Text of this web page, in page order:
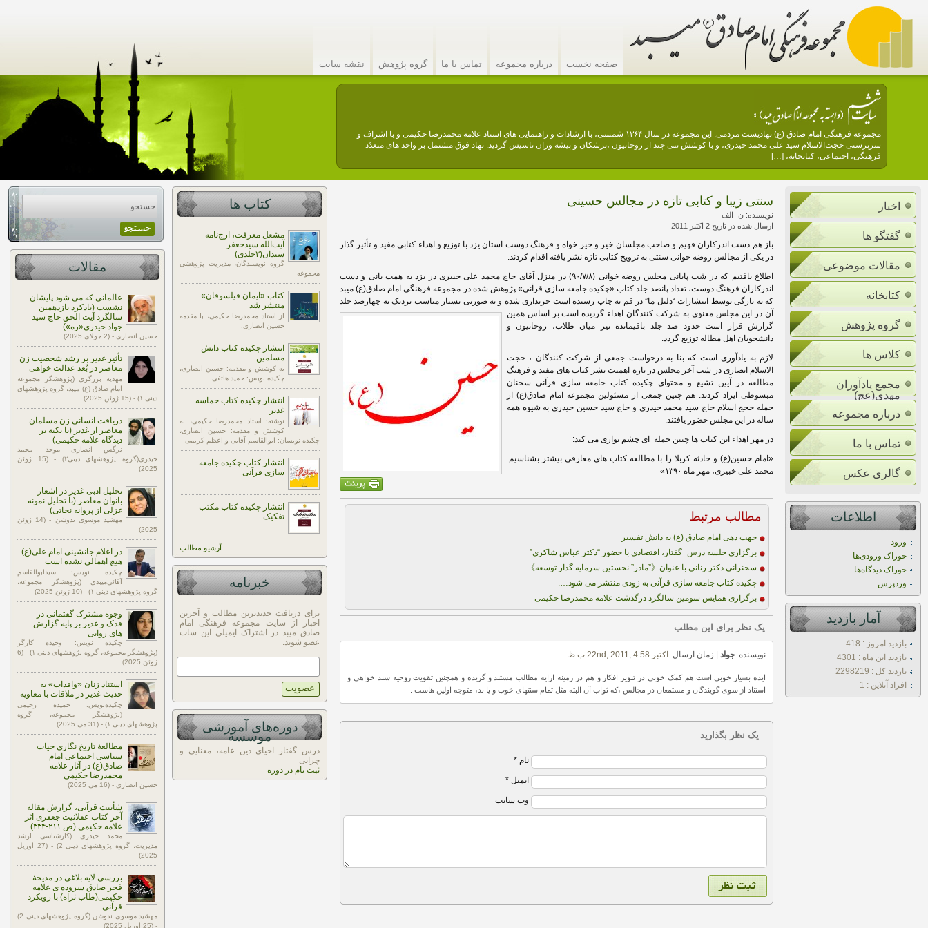
صفحه نخست درباره مجموعه تماس با ما گروه پژوهش نقشه سایت
مجموعه فرهنگی امام صادق (ع) نهادیست مردمی. این مجموعه در سال ۱۳۶۴ شمسی، با ارشادات و راهنمایی های استاد علامه محمدرضا حکیمی و با اشراف و
سرپرستی حجت‌الاسلام سید علی محمد حیدری، و با کوشش تنی چند از روحانیون ،پزشکان و پیشه وران تاسیس گردید. نهاد فوق مشتمل بر واحد های متعدّد
فرهنگی، اجتماعی، کتابخانه، […]
اخبار
گفتگو ها
مقالات موضوعی
کتابخانه
گروه پژوهش
کلاس ها
مجمع یادآوران
مهدی(عج)
درباره مجموعه
تماس با ما
گالری عکس
اطلاعات
ورود
خوراک ورودی‌ها
خوراک دیدگاه‌ها
وردپرس
آمار بازديد
بازديد امروز : 418
بازديد اين ماه : 4301
بازديد کل : 2298219
افراد آنلاين : 1
سنتی زیبا و کتابی تازه در مجالس حسینی
نویسنده: ن- الف
ارسال شده در تاریخ 2 اکتبر 2011
باز هم دست اندرکاران فهیم و صاحب مجلسان خیر و خیر خواه و فرهنگ دوست استان یزد با توزیع و اهداء کتابی مفید و تأثیر گذار
در یکی از مجالس روضه خوانی سنتی به ترویج کتابی تازه نشر یافته اقدام کردند.
اطلاع یافتیم که در شب پایانی مجلس روضه خوانی (۹۰/۷/۸) در منزل آقای حاج محمد علی خبیری در یزد به همت بانی و دست
اندرکاران فرهنگ دوست، تعداد پانصد جلد کتاب «چکیده جامعه سازی قرآنی» پژوهش شده در مجموعه فرهنگی امام صادق(ع) میبد
که به تازگی توسط انتشارات “دلیل ما” در قم به چاپ رسیده است خریداری شده و به صورتی بسیار مناسب نزدیک به چهارصد جلد
آن در
این مجلس معنوی به شرکت کنندگان اهداء گردیده است.بر اساس همین
گزارش قرار است حدود صد جلد باقیمانده نیز میان طلاب، روحانیون و
دانشجویان اهل مطاله توزیع گردد.
لازم به یادآوری است که بنا به درخواست جمعی از شرکت کنندگان ، حجت
الاسلام انصاری در شب آخر مجلس در باره اهمیت نشر کتاب های مفید و فرهنگ
مطالعه در آیین تشیع و محتوای چکیده کتاب جامعه سازی قرآنی سخنان
مبسوطی ایراد کردند. هم چنین جمعی از مسئولین مجموعه امام صادق(ع) از
جمله حجج اسلام حاج سید محمد حیدری و حاج سید حسین حیدری به شیوه همه
ساله در این مجلس حضور یافتند.
در مهر اهداء این کتاب ها چنین جمله ای چشم نوازی می کند:
«امام حسین(ع) و حادثه کربلا را با مطالعه کتاب های معارفی بیشتر بشناسیم.
محمد علی خبیری، مهر ماه ۱۳۹۰»
مطالب مرتبط
جهت دهی امام صادق (ع) به دانش تفسیر
برگزاری جلسه درس_گفتار، اقتصادی با حضور “دکتر عباس شاکری”
سخنرانی دکتر رنانی با عنوان《”مادر” نخستین سرمایه گذار توسعه》
چکیده کتاب جامعه سازی قرآنی به زودی منتشر می شود….
برگزاری همایش سومین سالگرد درگذشت علامه محمدرضا حکیمی
یک نظر برای این مطلب
نویسنده: جواد | زمان ارسال: اکتبر 22nd, 2011, 4:58 ب.ظ
ایده بسیار خوبی است.هم کمک خوبی در تنویر افکار و هم در زمینه ارایه مطالب مستند و گزیده و همچنین تقویت روحیه سند خواهی و
استناد از سوی گویندگان و مستمعان در مجالس ،که ثواب آن البته مثل تمام سنتهای خوب و یا بد، متوجه اولین هاست .
یک نظر بگذارید
نام *
ایمیل *
وب سایت
مقالات
عالمانی که می شود پایشان
نشست (یادکرد یازدهمین
سالگرد آیت الحق حاج سید
جواد حیدری«ره»)
حسین انصاری - (2 جولای 2025)
تأثیر غدیر بر رشد شخصیت زن
معاصر در بُعد عدالت خواهی
مهدیه برزگری (پژوهشگر مجموعه
امام صادق (ع) میبد، گروه پژوهشهای
دینی ۱) - (15 ژوئن 2025)
دریافت انسانی زن مسلمان
معاصر از غدیر (با تکیه بر
دیدگاه علامه حکیمی)
نرگس انصاری موحد- محمد
حیدری(گروه پژوهشهای دینی۲) - (15 ژوئن
2025)
تحلیل ادبی غدیر در اشعار
بانوان معاصر (با تحلیل نمونه
غزلی از پروانه نجاتی)
مهشید موسوی ندوشن - (14 ژوئن
2025)
در اعلام جانشینی امام علی(ع)
هیچ اهمالی نشده است
چکیده نویس: سیدابوالقاسم
آقائی‌میبدی (پژوهشگر مجموعه،
گروه پژوهشهای دینی ۱) - (10 ژوئن 2025)
وجوه مشترک گفتمانی در
فدک و غدیر بر پایه گزارش
های روایی
چکیده نویس: وحیده کارگر
(پژوهشگر مجموعه، گروه پژوهشهای دینی ۱) - (6
ژوئن 2025)
استناد زنان «وافدات» به
حدیث غدیر در ملاقات با معاویه
چکیده‌نویس: حمیده رحیمی
(پژوهشگر مجموعه، گروه
پژوهشهای دینی ۱) - (31 می 2025)
مطالعۀ تاریخ نگاری حیات
سیاسی اجتماعی امام
صادق(ع) در آثار علامه
محمدرضا حکیمی
حسین انصاری - (16 می 2025)
شأنیت قرآنی، گزارش مقاله
آخر کتاب عقلانیت جعفری اثر
علامه حکیمی (ص ۲۱۱-۳۳۴)
محمد حیدری (کارشناسی ارشد
مدیریت، گروه پژوهشهای دینی 2) - (27 آوریل
2025)
بررسی لایه بلاغی در مدیحۀ
فجر صادق سروده ی علامه
حکیمی(طاب ثراه) با رویکرد
قرآنی
مهشید موسوی ندوشن (گروه پژوهشهای دینی 2)
- (25 آوریل 2025)
کتاب ها
مشعل معرفت، ارج‌نامه
آیت‌الله سیدجعفر
سیدان(۲جلدی)
گروه نویسندگان، مدیریت پژوهشی
مجموعه
کتاب «ایمان فیلسوفان»
منتشر شد
از استاد محمدرضا حکیمی، با مقدمه
حسین انصاری.
انتشار چکیده کتاب دانش
مسلمین
به کوشش و مقدمه: حسین انصاری،
چکیده نویس: حمید هاتفی
انتشار چکیده کتاب حماسه
غدیر
نوشته: استاد محمدرضا حکیمی، به
کوشش و مقدمه: حسین انصاری،
چکیده نویسان: ابوالقاسم آقایی و اعظم کریمی
انتشار کتاب چکیده جامعه
سازی قرآنی
انتشار چکیده کتاب مکتب
تفکیک
آرشيو مطالب
خبرنامه
برای دریافت جدیدترین مطالب و آخرین
اخبار از سایت مجموعه فرهنگی امام
صادق میبد در اشتراک ایمیلی این سات
عضو شوید.
دوره‌های آموزشی
موسسه
درس گفتار احیای دین عامه، معنایی و
چرایی
ثبت نام در دوره